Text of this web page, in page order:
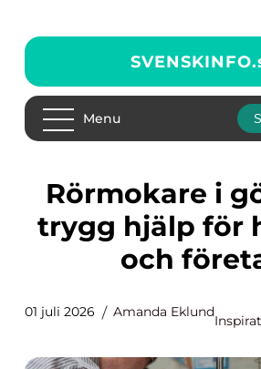
SVENSKINFO.
Menu
Rörmokare i göteborg
trygg hjälp för
och
01 juli 2026 Amanda Eklund